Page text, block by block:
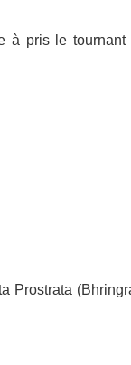
à pris le
Prostrata